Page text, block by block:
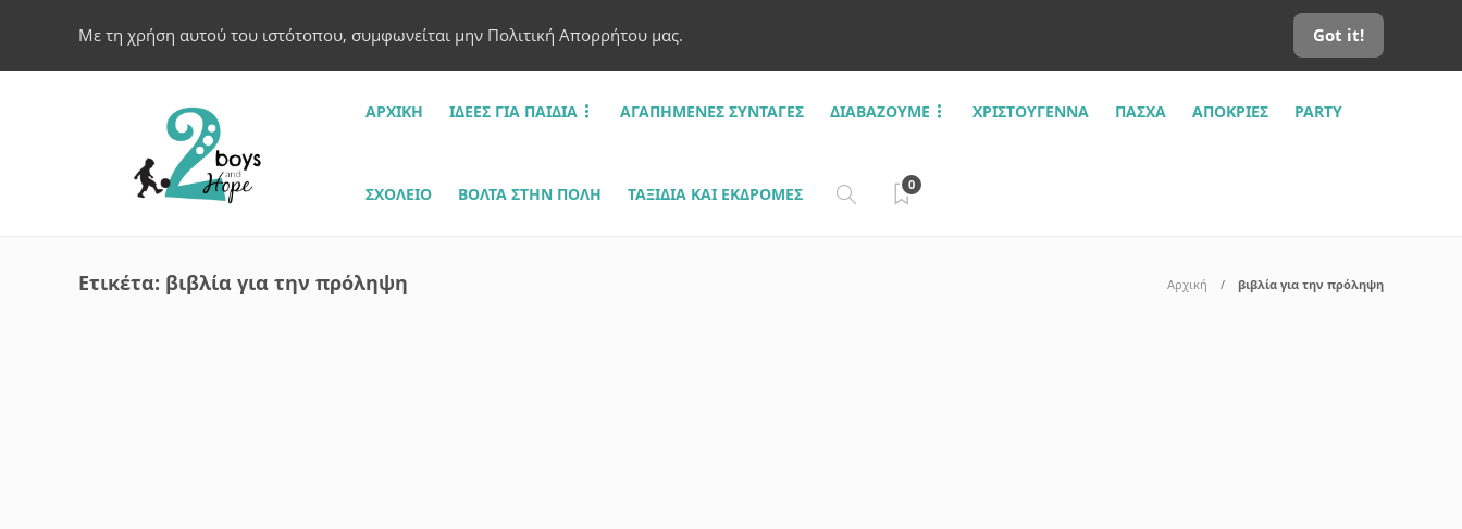
Με τη χρήση αυτού του ιστότοπου, συμφωνείται μην Πολιτική Απορρήτου μας. Got it!
ΑΡΧΙΚΗ ΙΔΈΕΣ ΓΙΑ ΠΑΙΔΙΆ ΑΓΑΠΗΜΈΝΕΣ ΣΥΝΤΑΓΈΣ ΔΙΑΒΆΖΟΥΜΕ ΧΡΙΣΤΟΎΓΕΝΝΑ ΠΆΣΧΑ ΑΠΌΚΡΙΕΣ PARTY
ΣΧΟΛΕΊΟ ΒΌΛΤΑ ΣΤΗΝ ΠΌΛΗ ΤΑΞΊΔΙΑ ΚΑΙ ΕΚΔΡΟΜΈΣ 0
Ετικέτα: βιβλία για την πρόληψη Αρχική βιβλία για την πρόληψη